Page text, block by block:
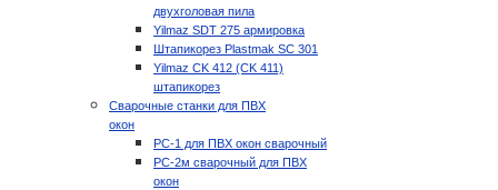
двухголовая пила
Yilmaz SDT 275 армировка
Штапикорез Plastmak SC 301
Yilmaz CK 412 (CK 411)
штапикорез
Сварочные станки для ПВХ
окон
РС-1 для ПВХ окон сварочный
РС-2м сварочный для ПВХ
окон